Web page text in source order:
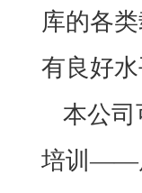
库的各
有良好
本公
培训——